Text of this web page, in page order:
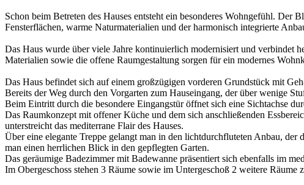
Schon beim Betreten des Hauses entsteht ein besonderes Wohngefühl.
Fensterflächen, warme Naturmaterialien und der harmonisch integrierte
Das Haus wurde über viele Jahre kontinuierlich modernisiert und verbindet
Materialien sowie die offene Raumgestaltung sorgen für ein modernes
Das Haus befindet sich auf einem großzügigen vorderen Grundstück mit
Bereits der Weg durch den Vorgarten zum Hauseingang, der über wenige
Beim Eintritt durch die besondere Eingangstür öffnet sich eine Sichtachse
Das Raumkonzept mit offener Küche und dem sich anschließenden
unterstreicht das mediterrane Flair des Hauses.
Über eine elegante Treppe gelangt man in den lichtdurchfluteten Anbau,
man einen herrlichen Blick in den gepflegten Garten.
Das geräumige Badezimmer mit Badewanne präsentiert sich ebenfalls im
Im Obergeschoss stehen 3 Räume sowie im Untergeschoß 2 weitere